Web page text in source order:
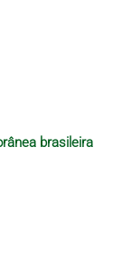
brasileira